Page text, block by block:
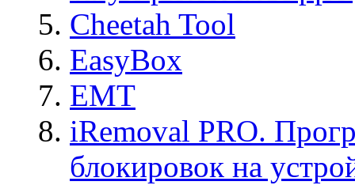
Cheetah Tool
EasyBox
EMT
iRemoval PRO.
блокировок на